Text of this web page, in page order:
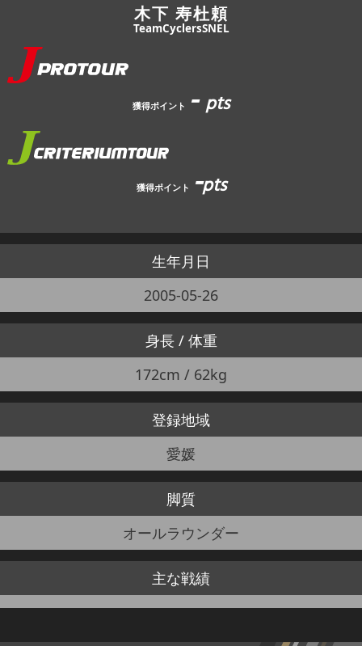
木下 寿杜頼
TeamCyclersSNEL
獲得ポイント -pts
獲得ポイント -pts
生年月日
2005-05-26
身長 / 体重
172cm / 62kg
登録地域
愛媛
脚質
オールラウンダー
主な戦績